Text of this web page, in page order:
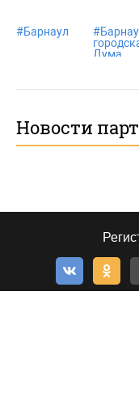
#Барнаул #
Дума
Новости